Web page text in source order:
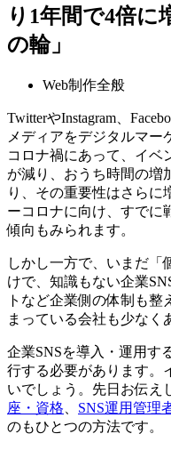
り1年間で4倍に
の輪」
Web制作全般
TwitterやInstagram、
メディアをデジタルマー
コロナ禍にあって、イベ
が減り、おうち時間の増
り、その重要性はさらに
ーコロナに向け、すでに
傾向もみられます。
しかし一方で、いまだ「
けで、知識もない企業
トなど企業側の体制も
まっている会社も少なく
企業SNSを導入・運用す
行する必要があります。
いでしょう。先日お伝え
座・資格
SNS運用管理
のもひとつの方法です。